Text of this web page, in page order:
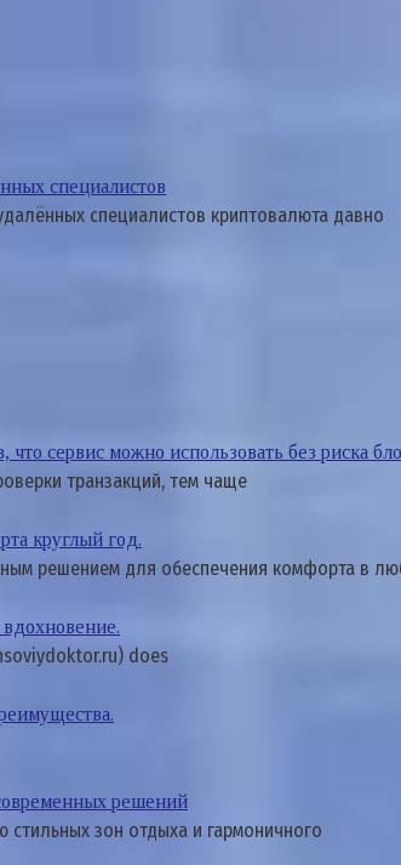
специалистов
специалистов криптовалюта давно
сервис можно использовать без риска
транзакций, тем чаще
круглый год.
решением для обеспечения комфорта в
does
решений
зон отдыха и гармоничного